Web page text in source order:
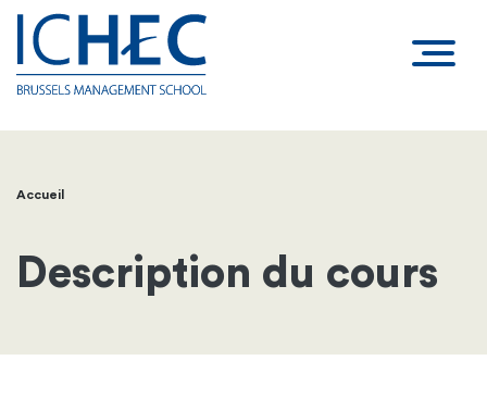
Fil
d'Ariane
Accueil
Description du cours